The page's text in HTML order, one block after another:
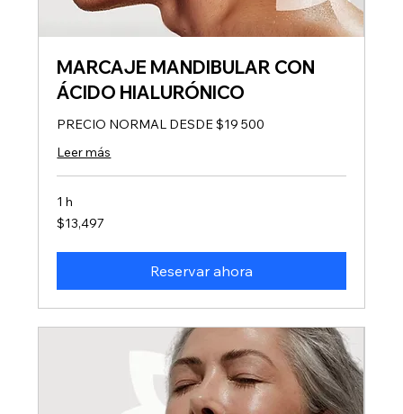
MARCAJE MANDIBULAR CON
ÁCIDO HIALURÓNICO
PRECIO NORMAL DESDE $19 500
Leer más
1 h
13,497
pesos
$13,497
Reservar ahora